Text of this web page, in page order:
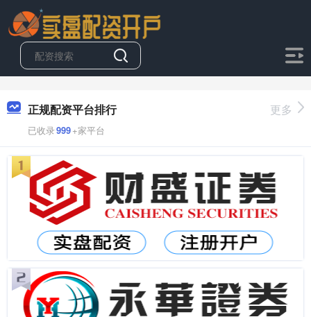
正规配资平台排行
已收录999+家平台
更多